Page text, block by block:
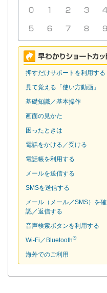
押すだけサポートを利用する
見て覚える「使い方動画」
基礎知識／基本操作
画面の見かた
困ったときは
電話をかける／受ける
電話帳を利用する
メールを送信する
SMSを送信する
メール（メール／SMS）を確
認／返信する
音声検索ボタンを利用する
Wi-Fi／Bluetooth®
海外でのご利用